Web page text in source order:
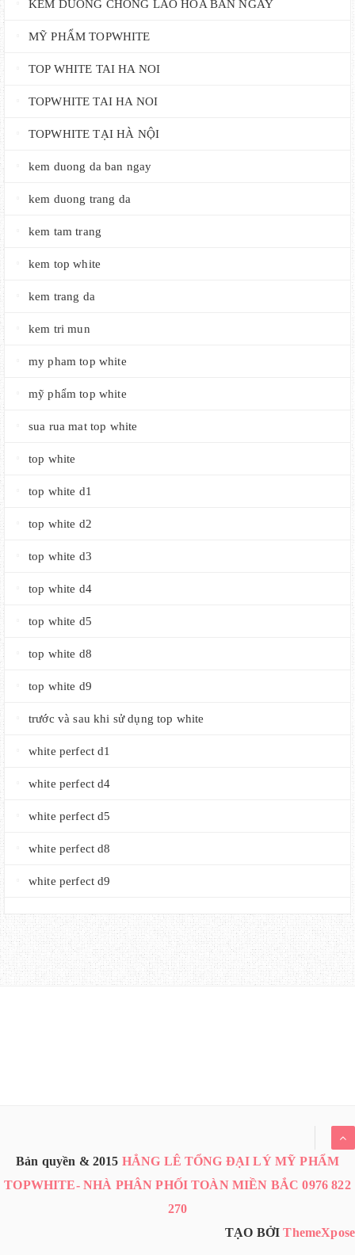
KEM DUONG CHONG LAO HOA BAN NGAY
MỸ PHẨM TOPWHITE
TOP WHITE TAI HA NOI
TOPWHITE TAI HA NOI
TOPWHITE TẠI HÀ NỘI
kem duong da ban ngay
kem duong trang da
kem tam trang
kem top white
kem trang da
kem tri mun
my pham top white
mỹ phẩm top white
sua rua mat top white
top white
top white d1
top white d2
top white d3
top white d4
top white d5
top white d8
top white d9
trước và sau khi sử dụng top white
white perfect d1
white perfect d4
white perfect d5
white perfect d8
white perfect d9
Bản quyền & 2015 HẲNG LÊ TỔNG ĐẠI LÝ MỸ PHẨM
TOPWHITE- NHÀ PHÂN PHỐI TOÀN MIỀN BẮC 0976 822
270
TẠO BỞIThemeXpose